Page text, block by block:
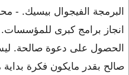
البرمجة الفيجوال بيسيك. -
انجاز برامج كبرى للمؤسسات.
الحصول على دعوة صالحة.
صالح بقدر مايكون فكرة